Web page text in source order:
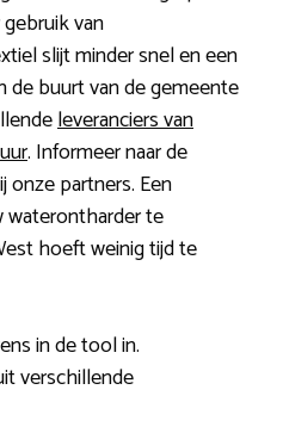
van
slijt minder snel en een
de buurt van de gemeente
leveranciers van
. Informeer naar de
partners. Een
waterontharder te
hoeft weinig tijd te
in de tool in.
verschillende